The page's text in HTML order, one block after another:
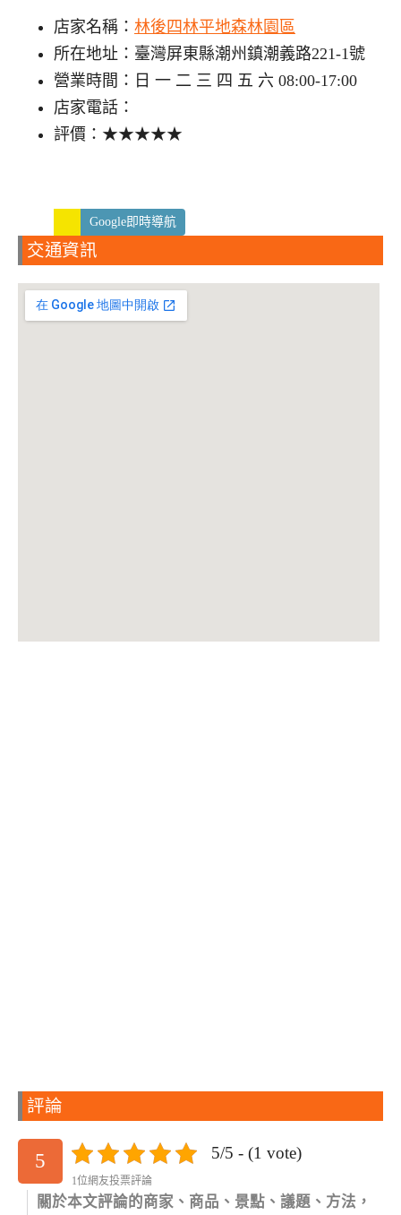
店家名稱： 林後四林平地森林園區
所在地址：臺灣屏東縣潮州鎮潮義路221-1號
營業時間：日 一 二 三 四 五 六 08:00-17:00
店家電話：
評價：★★★★★
Google即時導航
交通資訊
評論
5 5/5 - (1 vote)
1位網友投票評論
關於本文評論的商家、商品、景點、議題、方法，